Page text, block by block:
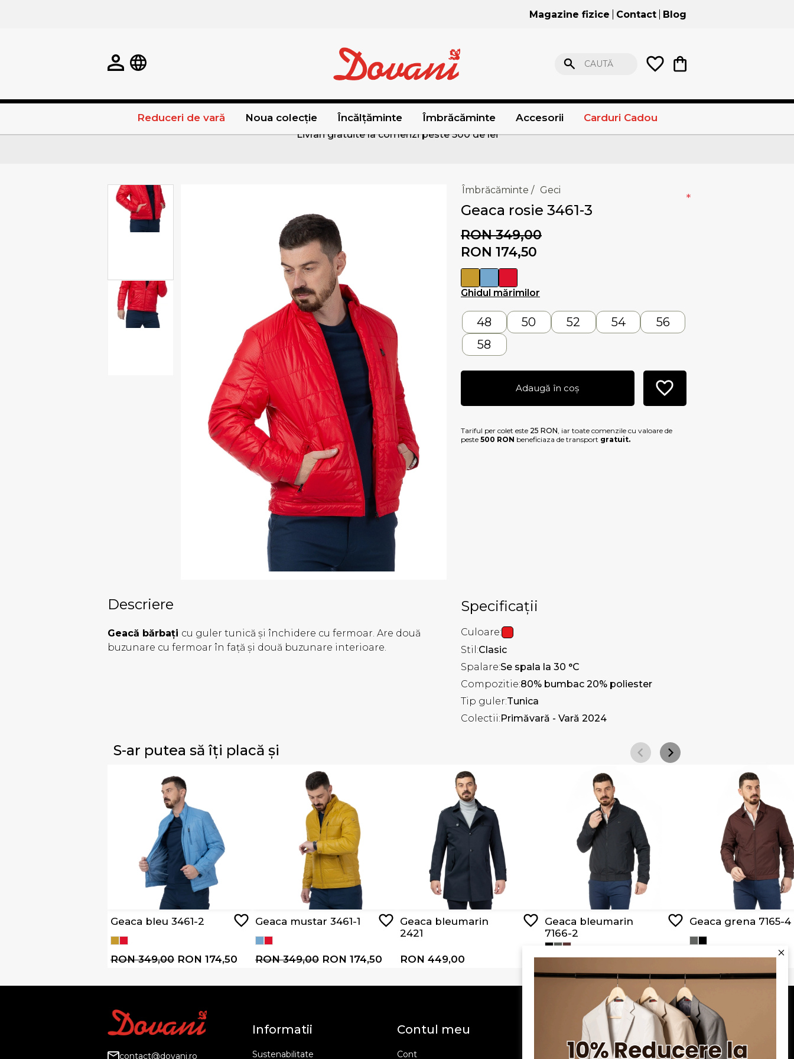
Magazine fizice Contact Blog
CAUTĂ
Reduceri de vară Noua colecție Încălțăminte Îmbrăcăminte Accesorii Carduri Cadou
Livrari gratuite la comenzi peste 500 de lei
Îmbrăcăminte / Geci
Geaca rosie 3461-3
RON 349,00
RON 174,50
Ghidul mărimilor
*
48 50 52 54
56
58
Adaugă în coș
Tariful per colet este 25 RON , iar toate comenzile cu valoare de
peste 500 RON beneficiaza de transport gratuit.
Descriere
Geacă bărbați cu guler tunică și închidere cu fermoar. Are două
buzunare cu fermoar în față și două buzunare interioare.
Specificații
Culoare:
Stil:Clasic
Spalare:Se spala la 30 °C
Compozitie:80% bumbac 20% poliester
Tip guler:Tunica
Colectii:Primăvară - Vară 2024
S-ar putea să îți placă și
Geaca bleu 3461-2
RON 349,00 RON 174,50
Geaca mustar 3461-1
RON 349,00 RON 174,50
Geaca bleumarin
2421
RON 449,00
Geaca bleumarin
7166-2
RON 279,00
Geaca grena 7165-4
RON 279,00
contact@dovani.ro
Informatii
Sustenabilitate
Contul meu
Cont
Serviciu clienți